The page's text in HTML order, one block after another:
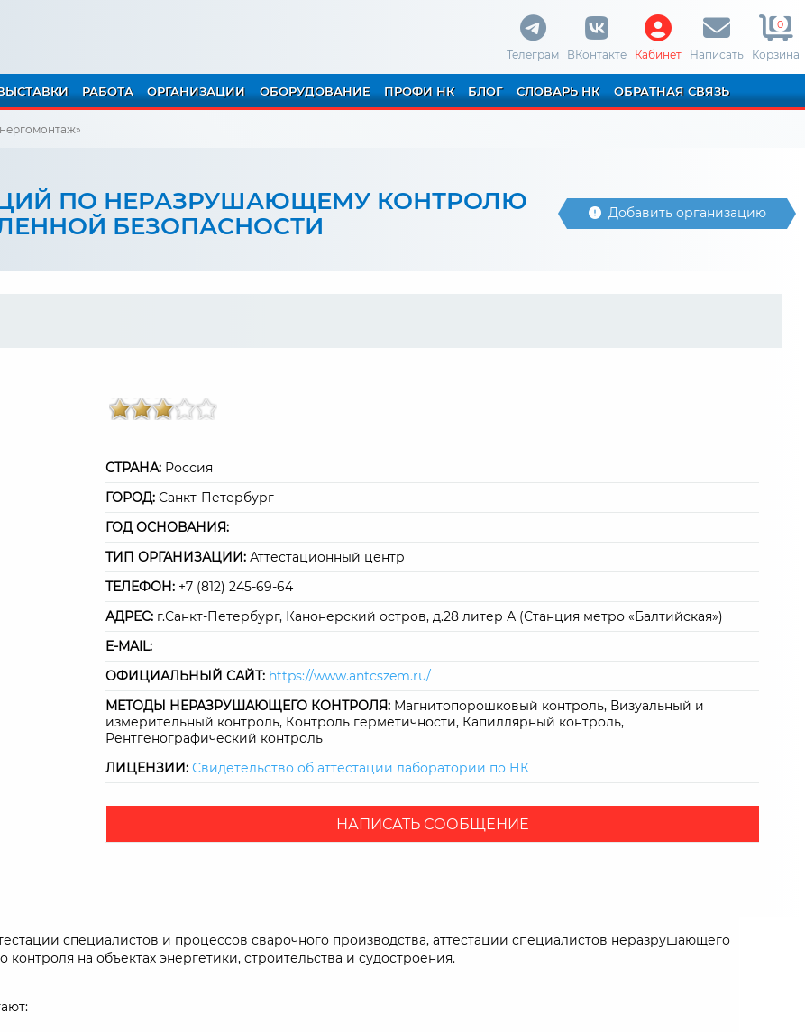
Телеграм ВКонтакте Кабинет Написать
0
Корзина
РАБОТА ОРГАНИЗАЦИИ ОБОРУДОВАНИЕ ПРОФИ НК БЛОГ СЛОВАРЬ НК ОБРАТНАЯ СВЯЗЬ
ПО НЕРАЗРУШАЮЩЕМУ КОНТРОЛЮ
БЕЗОПАСНОСТИ
Добавить организацию
СТРАНА: Россия
ГОРОД: Санкт-Петербург
ГОД ОСНОВАНИЯ:
ТИП ОРГАНИЗАЦИИ: Аттестационный центр
ТЕЛЕФОН: +7 (812) 245-69-64
АДРЕС: г.Санкт-Петербург, Канонерский остров, д.28 литер А (Станция метро «Балтийская»)
E-MAIL:
ОФИЦИАЛЬНЫЙ САЙТ: https://www.antcszem.ru/
МЕТОДЫ НЕРАЗРУШАЮЩЕГО КОНТРОЛЯ: Магнитопорошковый контроль, Визуальный и
измерительный контроль, Контроль герметичности, Капиллярный контроль,
Рентгенографический контроль
ЛИЦЕНЗИИ: Свидетельство об аттестации лаборатории по НК
НАПИСАТЬ СООБЩЕНИЕ
специалистов и процессов сварочного производства, аттестации специалистов неразрушающего
на объектах энергетики, строительства и судостроения.